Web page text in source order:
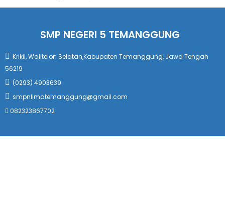
SMP NEGERI 5 TEMANGGUNG
Krikil, Walitelon Selatan,Kabupaten Temanggung, Jawa Tengah
56219
(0293) 4903639
smpnlimatemanggung@gmail.com
082323867702